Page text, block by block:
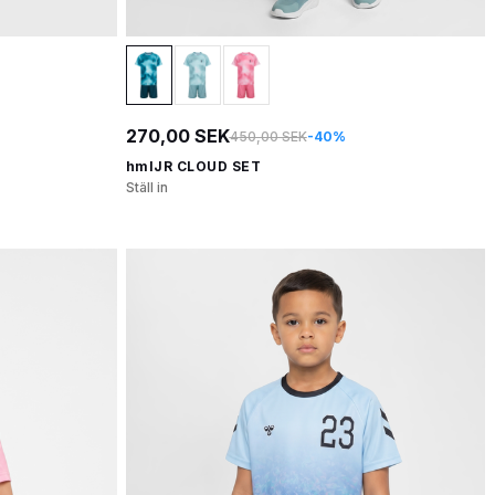
270,00 SEK450,00 SEK-40%
hmlJR CLOUD SET
Ställ in